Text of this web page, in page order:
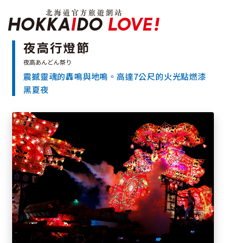
特輯
觀光景點
溫泉
推薦行程
區域指南
美食
預約
交通指南
北海道簡介
依旅遊主題搜尋
下雨也能盡興
七個國立公園
邂逅絕景
基礎知識
夜高行燈節
震撼靈魂的轟鳴與地鳴。高達7公尺的火光點燃漆
黑夏夜